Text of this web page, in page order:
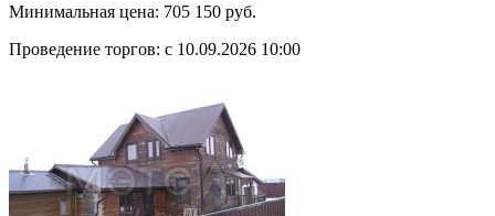
Минимальная цена: 705 150 руб.
Проведение торгов: с 10.09.2026 10:00